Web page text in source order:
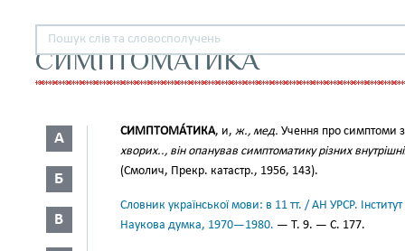
СИМПТОМАТИКА
А
Б
В
СИМПТОМА́ТИКА, и, ж., мед. Учення про симптоми
хворих.., він опанував симптоматику різних
(Смолич, Прекр. катастр., 1956, 143).
Словник української мови: в 11 тт. / АН УРСР.
Наукова думка, 1970—1980. — Т. 9. — С. 177.